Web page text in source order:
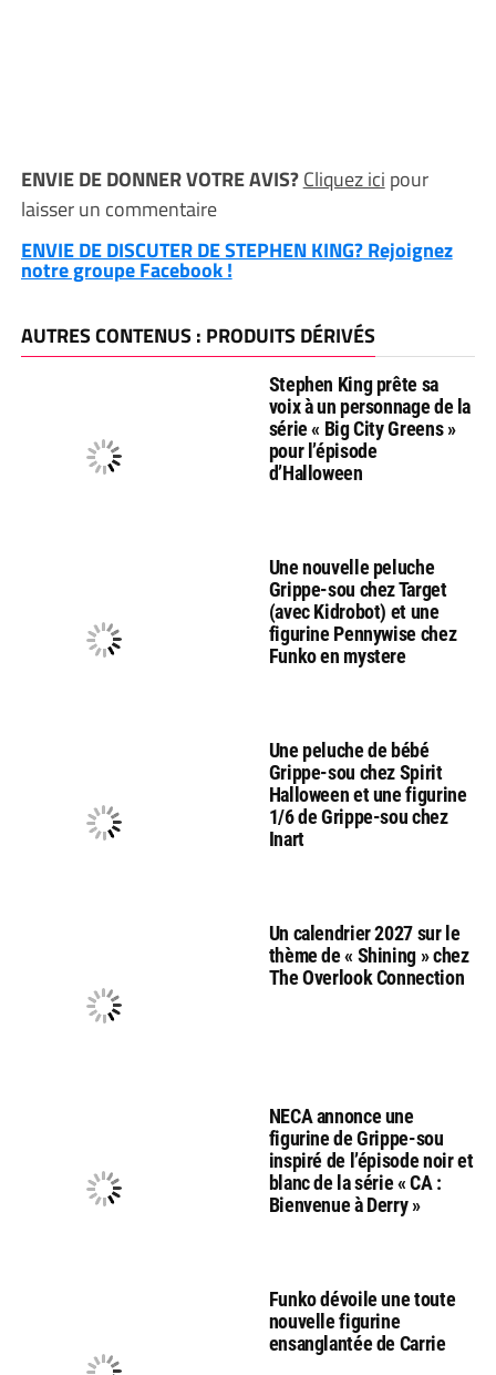
ENVIE DE DONNER VOTRE AVIS?Cliquez icipour
laisser un commentaire
ENVIE DE DISCUTER DE STEPHEN KING? Rejoignez
notre groupe Facebook !
AUTRES CONTENUS : PRODUITS DÉRIVÉS
Stephen King prête sa
voix à un personnage de la
série « Big City Greens »
pour l’épisode
d’Halloween
Une nouvelle peluche
Grippe-sou chez Target
(avec Kidrobot) et une
figurine Pennywise chez
Funko en mystere
Une peluche de bébé
Grippe-sou chez Spirit
Halloween et une figurine
1/6 de Grippe-sou chez
Inart
Un calendrier 2027 sur le
thème de « Shining » chez
The Overlook Connection
NECA annonce une
figurine de Grippe-sou
inspiré de l’épisode noir et
blanc de la série « CA :
Bienvenue à Derry »
Funko dévoile une toute
nouvelle figurine
ensanglantée de Carrie